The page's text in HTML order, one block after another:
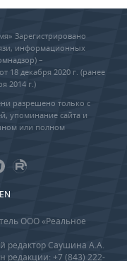
Зарегистрировано
информационных
–
18 декабря 2020 г. (ранее
2014 г.)
разрешено только с
упоминание сайта и
или полном
EN
ООО «Реальное
редактор Саушина А.А.
редакции: +7 (843) 222-